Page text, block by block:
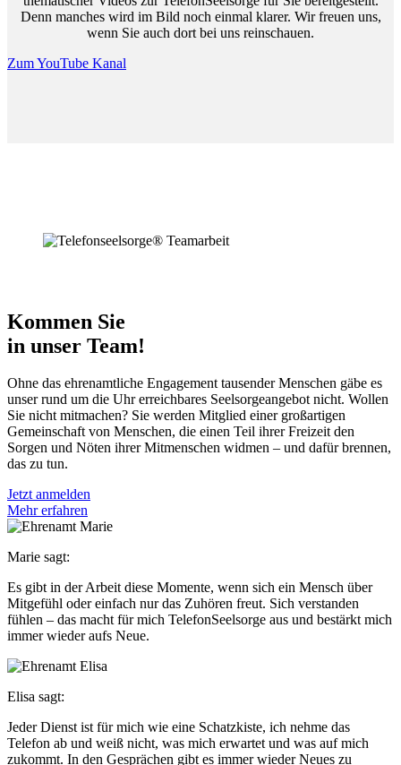
Denn manches wird im Bild noch einmal klarer. Wir freuen uns,
wenn Sie auch dort bei uns reinschauen.
Zum YouTube Kanal
Kommen Sie
in unser Team!
Ohne das ehrenamtliche Engagement tausender Menschen gäbe es
unser rund um die Uhr erreichbares Seelsorgeangebot nicht. Wollen
Sie nicht mitmachen? Sie werden Mitglied einer großartigen
Gemeinschaft von Menschen, die einen Teil ihrer Freizeit den
Sorgen und Nöten ihrer Mitmenschen widmen – und dafür brennen,
das zu tun.
Jetzt anmelden
Mehr erfahren
Marie sagt:
Es gibt in der Arbeit diese Momente, wenn sich ein Mensch über
Mitgefühl oder einfach nur das Zuhören freut. Sich verstanden
fühlen – das macht für mich TelefonSeelsorge aus und bestärkt mich
immer wieder aufs Neue.
Elisa sagt:
Jeder Dienst ist für mich wie eine Schatzkiste, ich nehme das
Telefon ab und weiß nicht, was mich erwartet und was auf mich
zukommt. In den Gesprächen gibt es immer wieder Neues zu